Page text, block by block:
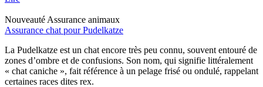
Nouveauté Assurance animaux
Assurance chat pour Pudelkatze
La Pudelkatze est un chat encore très peu connu, souvent entouré de
zones d’ombre et de confusions. Son nom, qui signifie littéralement
« chat caniche », fait référence à un pelage frisé ou ondulé, rappelant
certaines races dites rex.